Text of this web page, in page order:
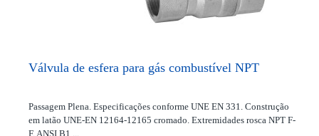
Válvula de esfera para gás combustível NPT
Passagem Plena. Especificações conforme UNE EN 331. Construção
em latão UNE-EN 12164-12165 cromado. Extremidades rosca NPT F-
F, ANSI B1 ...